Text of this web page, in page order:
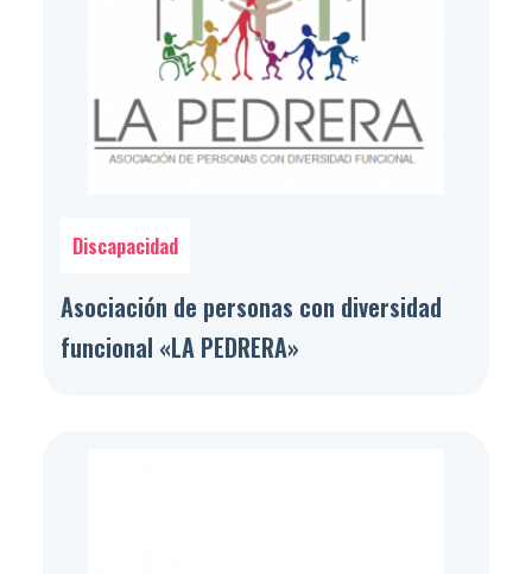
Discapacidad
Asociación de personas con diversidad
funcional «LA PEDRERA»